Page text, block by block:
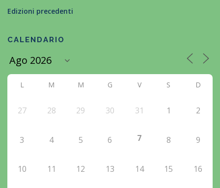
Edizioni precedenti
CALENDARIO
L M M G V S D
27 28 29 30 31 1 2
3 4 5 6 7 8 9
10 11 12 13 14 15 16